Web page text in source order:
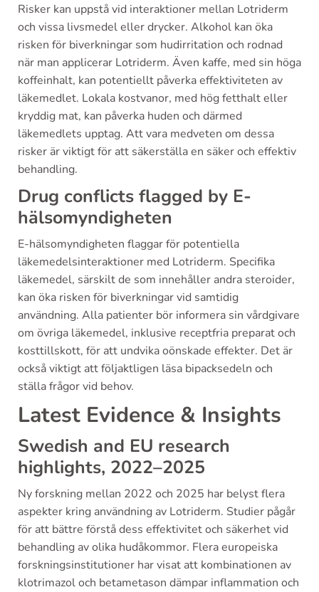
Risker kan uppstå vid interaktioner mellan Lotriderm
och vissa livsmedel eller drycker. Alkohol kan öka
risken för biverkningar som hudirritation och rodnad
när man applicerar Lotriderm. Även kaffe, med sin höga
koffeinhalt, kan potentiellt påverka effektiviteten av
läkemedlet. Lokala kostvanor, med hög fetthalt eller
kryddig mat, kan påverka huden och därmed
läkemedlets upptag. Att vara medveten om dessa
risker är viktigt för att säkerställa en säker och effektiv
behandling.
Drug conflicts flagged by E-
hälsomyndigheten
E-hälsomyndigheten flaggar för potentiella
läkemedelsinteraktioner med Lotriderm. Specifika
läkemedel, särskilt de som innehåller andra steroider,
kan öka risken för biverkningar vid samtidig
användning. Alla patienter bör informera sin vårdgivare
om övriga läkemedel, inklusive receptfria preparat och
kosttillskott, för att undvika oönskade effekter. Det är
också viktigt att följaktligen läsa bipacksedeln och
ställa frågor vid behov.
Latest Evidence & Insights
Swedish and EU research
highlights, 2022–2025
Ny forskning mellan 2022 och 2025 har belyst flera
aspekter kring användning av Lotriderm. Studier pågår
för att bättre förstå dess effektivitet och säkerhet vid
behandling av olika hudåkommor. Flera europeiska
forskningsinstitutioner har visat att kombinationen av
klotrimazol och betametason dämpar inflammation och